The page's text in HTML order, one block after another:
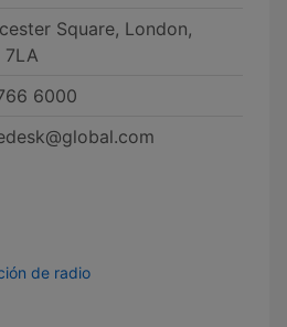
Square, London,
7LA
6000
de radio